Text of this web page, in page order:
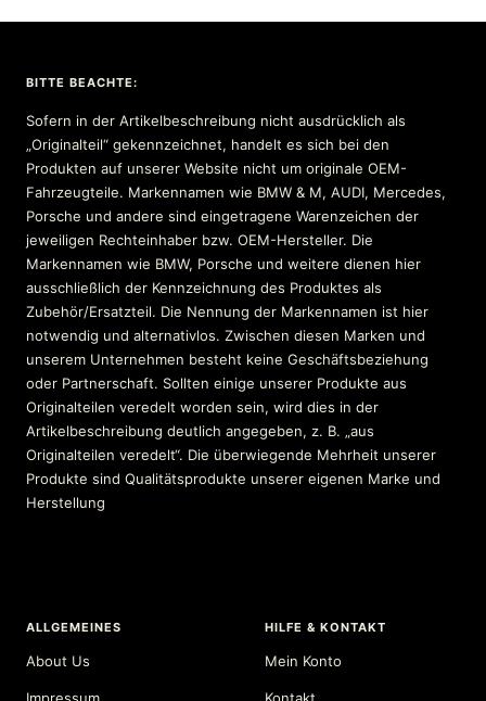
BITTE BEACHTE:
Sofern in der Artikelbeschreibung nicht ausdrücklich als
„Originalteil“ gekennzeichnet, handelt es sich bei den
Produkten auf unserer Website nicht um originale OEM-
Fahrzeugteile. Markennamen wie BMW & M, AUDI, Mercedes,
Porsche und andere sind eingetragene Warenzeichen der
jeweiligen Rechteinhaber bzw. OEM-Hersteller. Die
Markennamen wie BMW, Porsche und weitere dienen hier
ausschließlich der Kennzeichnung des Produktes als
Zubehör/Ersatzteil. Die Nennung der Markennamen ist hier
notwendig und alternativlos. Zwischen diesen Marken und
unserem Unternehmen besteht keine Geschäftsbeziehung
oder Partnerschaft. Sollten einige unserer Produkte aus
Originalteilen veredelt worden sein, wird dies in der
Artikelbeschreibung deutlich angegeben, z. B. „aus
Originalteilen veredelt“. Die überwiegende Mehrheit unserer
Produkte sind Qualitätsprodukte unserer eigenen Marke und
Herstellung
ALLGEMEINES
About Us
Impressum
HILFE & KONTAKT
Mein Konto
Kontakt